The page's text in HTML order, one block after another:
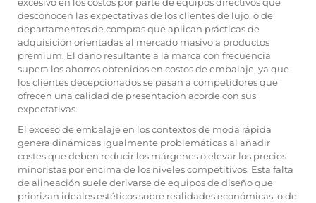
desconocen las expectativas de los clientes de lujo, o de
departamentos de compras que aplican prácticas de
adquisición orientadas al mercado masivo a productos
premium. El daño resultante a la marca con frecuencia
supera los ahorros obtenidos en costos de embalaje, ya que
los clientes decepcionados se pasan a competidores que
ofrecen una calidad de presentación acorde con sus
expectativas.
El exceso de embalaje en los contextos de moda rápida
genera dinámicas igualmente problemáticas al añadir
costes que deben reducir los márgenes o elevar los precios
minoristas por encima de los niveles competitivos. Esta falta
de alineación suele derivarse de equipos de diseño que
priorizan ideales estéticos sobre realidades económicas, o de